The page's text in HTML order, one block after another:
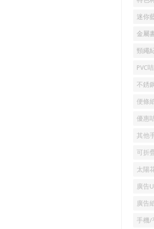
迷你
金屬
頸繩
PVC咭
不銹
便條
優惠
其他
可折
太陽
廣告
廣告
手機/